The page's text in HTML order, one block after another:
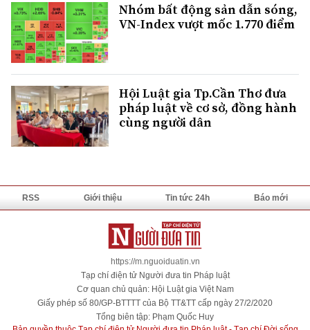
Nhóm bất động sản dẫn sóng,
VN-Index vượt mốc 1.770 điểm
Hội Luật gia Tp.Cần Thơ đưa
pháp luật về cơ sở, đồng hành
cùng người dân
RSS Giới thiệu Tin tức 24h Báo mới
https://m.nguoiduatin.vn
Tạp chí điện tử Người đưa tin Pháp luật
Cơ quan chủ quản: Hội Luật gia Việt Nam
Giấy phép số 80/GP-BTTTT của Bộ TT&TT cấp ngày 27/2/2020
Tổng biên tập: Phạm Quốc Huy